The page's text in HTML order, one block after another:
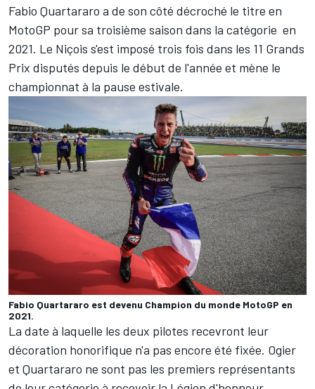
Fabio Quartararo a de son côté décroché le titre en
MotoGP pour sa troisième saison dans la catégorie en
2021. Le Niçois s'est imposé trois fois dans les 11 Grands
Prix disputés depuis le début de l'année et mène le
championnat à la pause estivale.
Fabio Quartararo est devenu Champion du monde MotoGP en
2021.
La date à laquelle les deux pilotes recevront leur
décoration honorifique n'a pas encore été fixée. Ogier
et Quartararo ne sont pas les premiers représentants